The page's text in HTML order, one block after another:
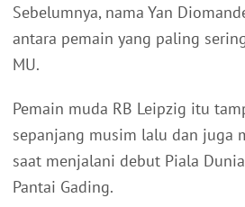
Sebelumnya, nama Yan
antara pemain yang paling
MU.
Pemain muda RB Leipzig itu
sepanjang musim lalu dan juga
saat menjalani debut Piala
Pantai Gading.